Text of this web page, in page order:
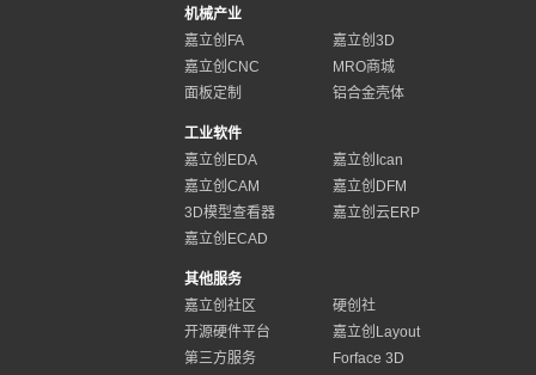
机械产业
嘉立创FA
嘉立创3D
嘉立创CNC
MRO商城
面板定制
铝合金壳体
工业软件
嘉立创EDA
嘉立创Ican
嘉立创CAM
嘉立创DFM
3D模型查看器
嘉立创云ERP
嘉立创ECAD
其他服务
嘉立创社区
硬创社
开源硬件平台
嘉立创Layout
第三方服务
Forface 3D